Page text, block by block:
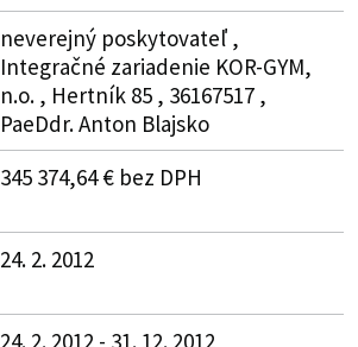
neverejný poskytovateľ ,
Integračné zariadenie KOR-GYM,
n.o. , Hertník 85 , 36167517 ,
PaeDdr. Anton Blajsko
345 374,64 € bez DPH
24. 2. 2012
24. 2. 2012 - 31. 12. 2012